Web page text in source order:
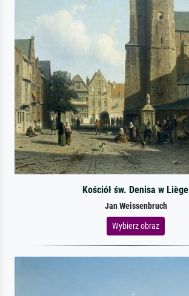
Kościół św. Denisa w Liège
Jan Weissenbruch
Wybierz obraz